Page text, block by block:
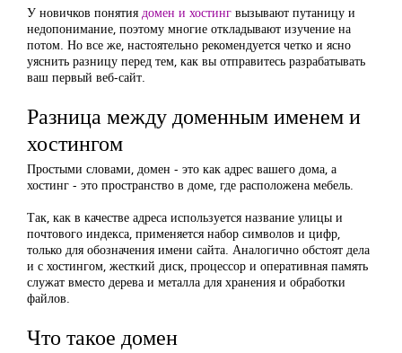
У новичков понятия домен и хостинг вызывают путаницу и
недопонимание, поэтому многие откладывают изучение на
потом. Но все же, настоятельно рекомендуется четко и ясно
уяснить разницу перед тем, как вы отправитесь разрабатывать
ваш первый веб-сайт.
Разница между доменным именем и
хостингом
Простыми словами, домен - это как адрес вашего дома, а
хостинг - это пространство в доме, где расположена мебель.
Так, как в качестве адреса используется название улицы и
почтового индекса, применяется набор символов и цифр,
только для обозначения имени сайта. Аналогично обстоят дела
и с хостингом, жесткий диск, процессор и оперативная память
служат вместо дерева и металла для хранения и обработки
файлов.
Что такое домен